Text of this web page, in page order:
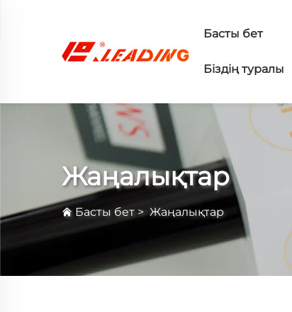
Басты бет
Біздің туралы
Жаңалықтар
Басты бет > Жаңалықтар